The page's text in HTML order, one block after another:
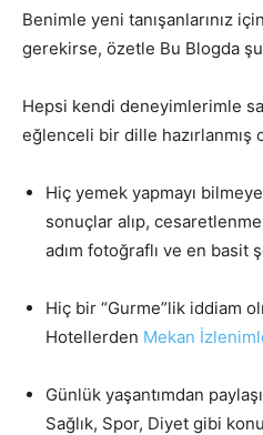
Benimle yeni tanışanlarınız
gerekirse, özetle Bu Blogda
Hepsi kendi deneyimlerimle
eğlenceli bir dille hazırlanmış
Hiç yemek yapmayı
sonuçlar alıp,
adım fotoğraflı ve en basit
Hiç bir “Gurme”lik iddiam
Hotellerden Mekan
Günlük yaşantımdan
Sağlık, Spor, Diyet gibi